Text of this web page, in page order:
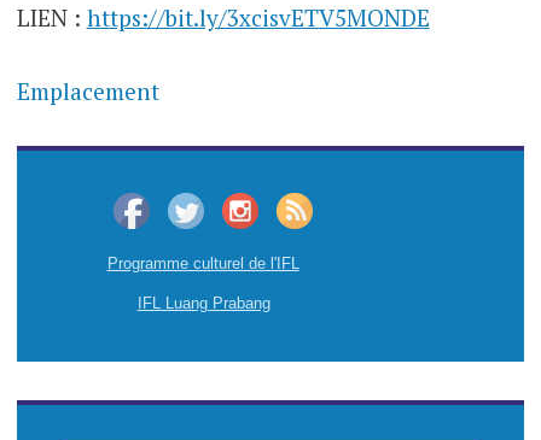
LIEN : https://bit.ly/3xcisvETV5MONDE
Emplacement
Programme culturel de l'IFL
IFL Luang Prabang